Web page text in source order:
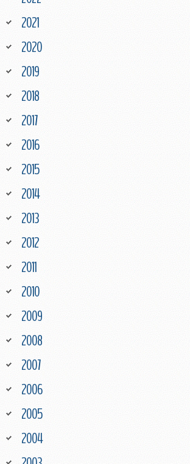
2021
2020
2019
2018
2017
2016
2015
2014
2013
2012
2011
2010
2009
2008
2007
2006
2005
2004